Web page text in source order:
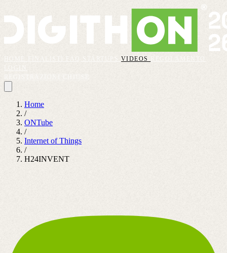
VIDEOS
REGOLAMENTO
Home
/
ONTube
/
Internet of Things
/
H24INVENT